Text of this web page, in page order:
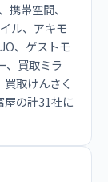
帯空間、
ル、アキモ
、ゲストモ
、買取ミラ
取けんさく
屋の計31社に